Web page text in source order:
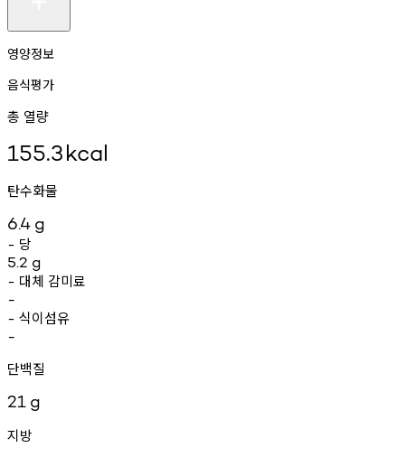
영양정보
음식평가
총 열량
155.3kcal
탄수화물
6.4 g
- 당
5.2 g
- 대체 감미료
-
- 식이섬유
-
단백질
21 g
지방